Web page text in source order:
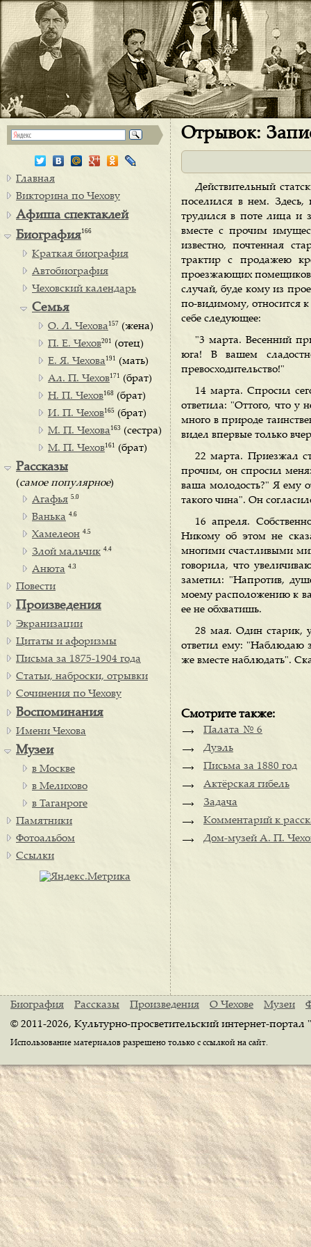
Отрывок:
Действительный
поселился в нем. Здесь,
трудился в поте лица и
вместе с прочим
известно, почтенная
трактир с продажею
проезжающих помещиков
случай, буде кому из
по-видимому, относится к
себе следующее:
"3 марта. Весенний
юга! В вашем
превосходительство!"
14 марта. Спросил
ответила: "Оттого, что у
много в природе
видел впервые только
22 марта. Приезжал
прочим, он спросил
ваша молодость?" Я ему
такого чина". Он
16 апреля.
Никому об этом не
многими счастливыми
говорила, что
заметил: "Напротив,
моему расположению к
ее не обхватишь.
28 мая. Один старик,
ответил ему: "Наблюдаю
же вместе наблюдать".
Смотрите также:
Палата № 6
Дуэль
Письма за 1880 год
Актёрская гибель
Задача
Комментарий к
Дом-музей А. П.
Главная
Викторина по Чехову
Афиша спектаклей
Биография166
Краткая биография
Автобиография
Чеховский календарь
Семья
О. Л. Чехова 157 (жена)
П. Е. Чехов201 (отец)
Е. Я. Чехова 191 (мать)
Ал. П. Чехов171 (брат)
Н. П. Чехов168 (брат)
И. П. Чехов165 (брат)
М. П. Чехова 163 (сестра)
М. П. Чехов161 (брат)
Рассказы
(самое популярное)
Агафья 5.0
Ванька 4.6
Хамелеон 4.5
Злой мальчик 4.4
Анюта 4.3
Повести
Произведения
Экранизации
Цитаты и афоризмы
Письма за 1875-1904 года
Статьи, наброски, отрывки
Сочинения по Чехову
Воспоминания
Имени Чехова
Музеи
в Москве
в Мелихово
в Таганроге
Памятники
Фотоальбом
Ссылки
Биография Рассказы Произведения О Чехове Музеи
© 2011-2026, Культурно-просветительский интернет-
Использование материалов разрешено только с ссылкой на сайт.